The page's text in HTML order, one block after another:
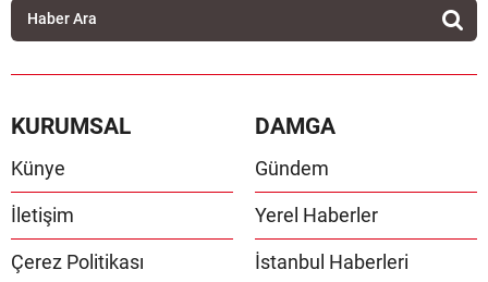
KURUMSAL
Künye
İletişim
Çerez Politikası
DAMGA
Gündem
Yerel Haberler
İstanbul Haberleri